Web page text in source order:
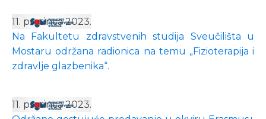
11. prosinca 2023.
Na Fakultetu zdravstvenih studija Sveučilišta u
Mostaru održana radionica na temu „Fizioterapija i
zdravlje glazbenika“.
11. prosinca 2023.